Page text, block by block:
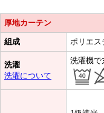
厚地カーテン
組成 ポリエス
洗濯
洗濯について
洗濯機で